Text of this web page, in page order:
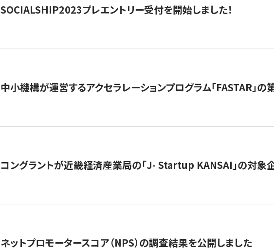
SOCIALSHIP2023プレエントリー受付を開始しました！
中小機構が運営するアクセラレーションプログラム「FASTAR」
コングラントが近畿経済産業局の「J- Startup KANSAI」の対象
ネットプロモータースコア（NPS）の調査結果を公開しました